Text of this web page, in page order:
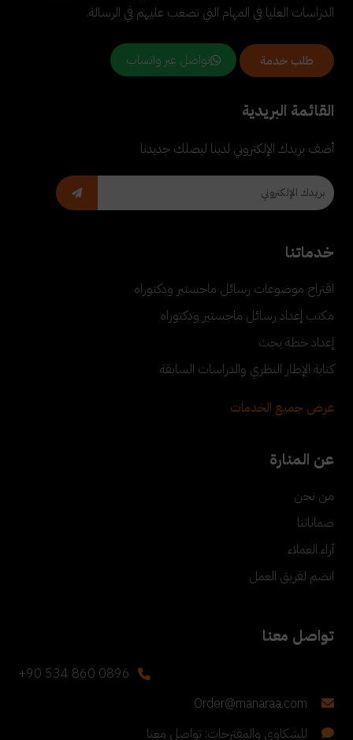
الدراسات العليا في المهام التي تصعب عليهم في الرسالة.
طلب خدمة تواصل عبر واتساب
القائمة البريدية
أضف بريدك الإلكتروني لدينا ليصلك جديدنا
خدماتنا
اقتراح موضوعات رسائل ماجستير ودكتوراه
مكتب إعداد رسائل ماجستير ودكتوراه
إعداد خطة بحث
كتابة الإطار النظري والدراسات السابقة
عرض جميع الخدمات
عن المنارة
من نحن
ضماناتنا
آراء العملاء
انضم لفريق العمل
تواصل معنا
+90 534 860 0896
Order@manaraa.com
للشكاوى والمقترحات: تواصل معنا